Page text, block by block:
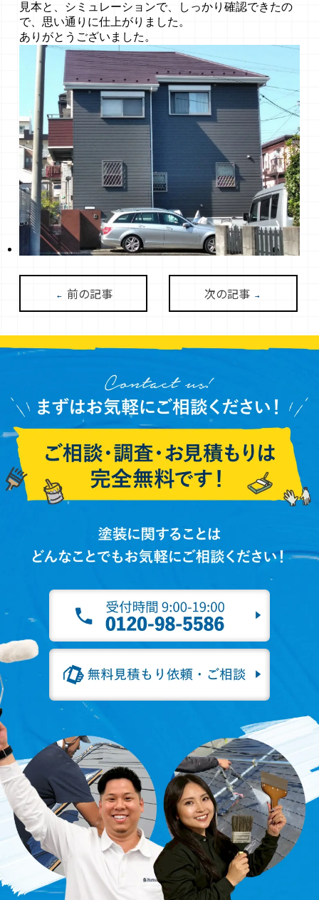
見本と、シミュレーションで、しっかり確認できたの
で、思い通りに仕上がりました。
ありがとうございました。
← 前の記事 次の記事 →